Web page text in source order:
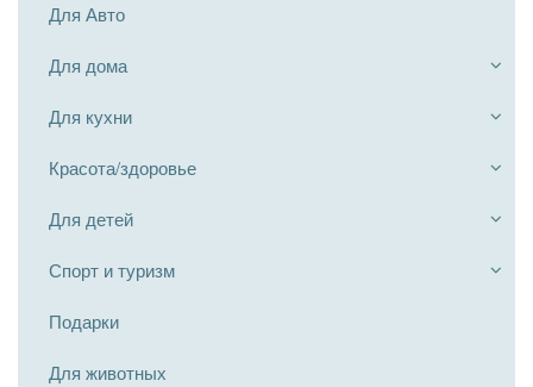
Для Авто
Для дома
Для кухни
Красота/здоровье
Для детей
Спорт и туризм
Подарки
Для животных